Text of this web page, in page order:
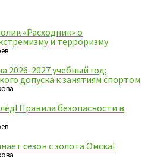
«Расходник» о
и терроризму
2026-2027 учебный год:
допуска к занятиям спортом
Правила безопасности в
сезон с золота Омска!